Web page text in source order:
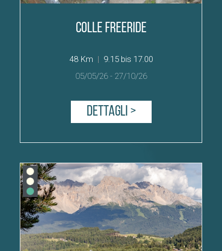
Colle Freeride
48 Km | 9.15 bis 17.00
05/05/26- 27/10/26
Dettagli >